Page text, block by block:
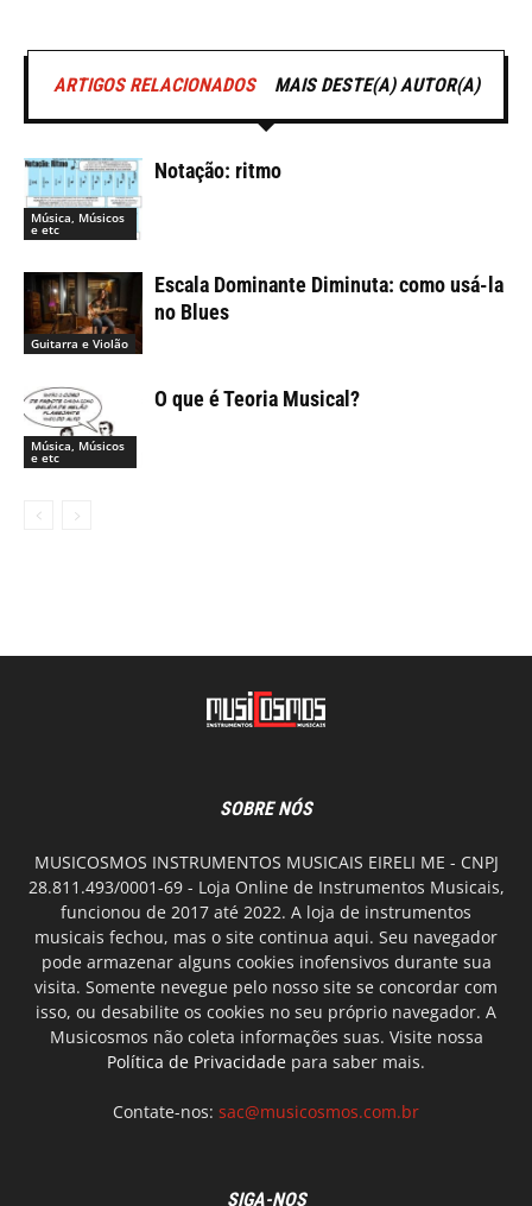
ARTIGOS RELACIONADOS MAIS DESTE(A) AUTOR(A)
Música, Músicos
e etc
Notação: ritmo
Guitarra e Violão
Escala Dominante Diminuta: como usá-la
no Blues
Música, Músicos
e etc
O que é Teoria Musical?
SOBRE NÓS
MUSICOSMOS INSTRUMENTOS MUSICAIS EIRELI ME - CNPJ
28.811.493/0001-69 - Loja Online de Instrumentos Musicais,
funcionou de 2017 até 2022. A loja de instrumentos
musicais fechou, mas o site continua aqui. Seu navegador
pode armazenar alguns cookies inofensivos durante sua
visita. Somente nevegue pelo nosso site se concordar com
isso, ou desabilite os cookies no seu próprio navegador. A
Musicosmos não coleta informações suas. Visite nossa
Política de Privacidade para saber mais.
Contate-nos: sac@musicosmos.com.br
SIGA-NOS